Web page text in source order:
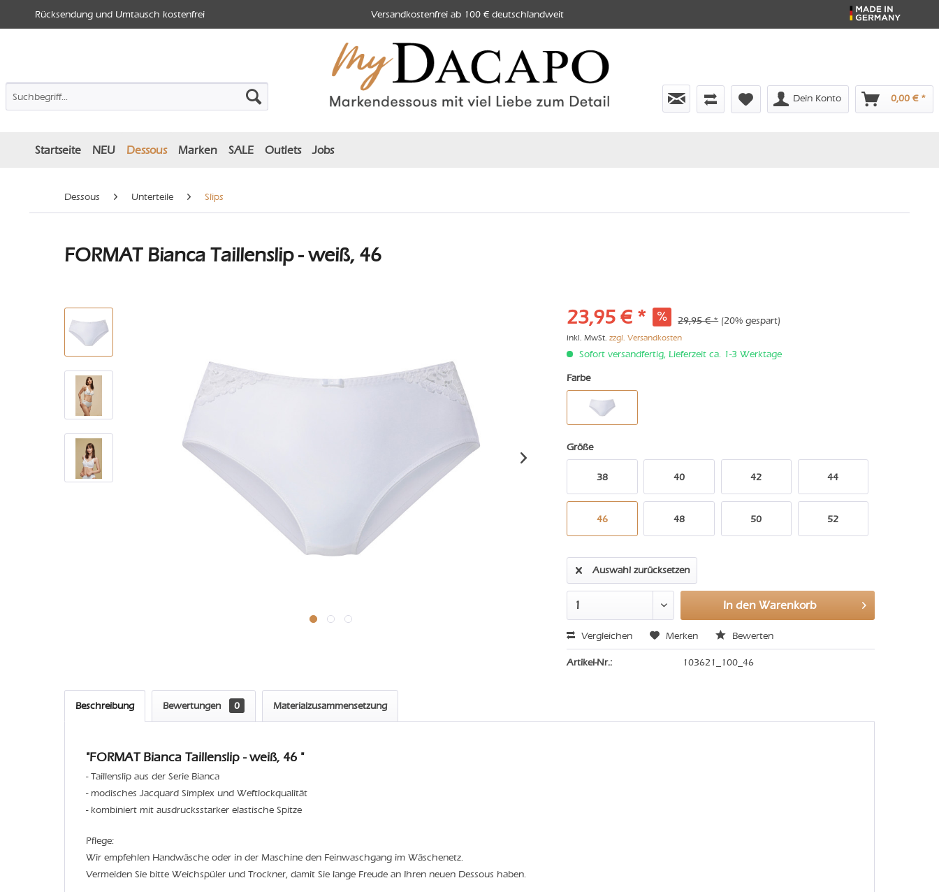
Rücksendung und Umtausch kostenfrei Versandkostenfrei ab 100 € deutschlandweit
Dein Konto 0,00 € *
Startseite NEU Dessous Marken SALE Outlets Jobs
Dessous Unterteile Slips
FORMAT Bianca Taillenslip - weiß, 46
23,95 € * 29,95 € * (20% gespart)
inkl. MwSt.zzgl. Versandkosten
Sofort versandfertig, Lieferzeit ca. 1-3 Werktage
Farbe
Größe
38 40 42 44
46 48 50 52
Auswahl zurücksetzen
In den Warenkorb
Vergleichen Merken Bewerten
Artikel-Nr.: 103621_100_46
Beschreibung Bewertungen 0 Materialzusammensetzung
"FORMAT Bianca Taillenslip - weiß, 46 "
- Taillenslip aus der Serie Bianca
- modisches Jacquard Simplex und Weftlockqualität
- kombiniert mit ausdrucksstarker elastische Spitze
Pflege:
Wir empfehlen Handwäsche oder in der Maschine den Feinwaschgang im Wäschenetz.
Vermeiden Sie bitte Weichspüler und Trockner, damit Sie lange Freude an Ihren neuen Dessous haben.